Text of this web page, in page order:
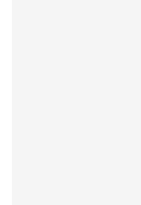
- Registrierung/
- Registrierung -
- Registrierung -
- Registrierung -
- Registrierung -
- Registrierung -
- Registrierung -
- Externe
- Verordnungen